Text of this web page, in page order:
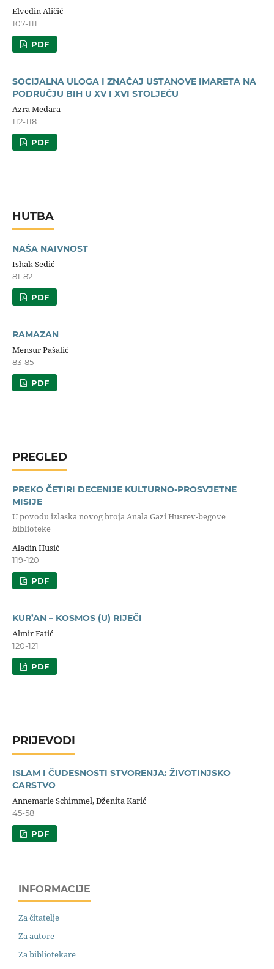
Elvedin Aličić
107-111
PDF
SOCIJALNA ULOGA I ZNAČAJ USTANOVE IMARETA NA
PODRUČJU BIH U XV I XVI STOLJEĆU
Azra Medara
112-118
PDF
HUTBA
NAŠA NAIVNOST
Ishak Sedić
81-82
PDF
RAMAZAN
Mensur Pašalić
83-85
PDF
PREGLED
PREKO ČETIRI DECENIJE KULTURNO-PROSVJETNE
MISIJE
U povodu izlaska novog broja Anala Gazi Husrev-begove
biblioteke
Aladin Husić
119-120
PDF
KUR’AN – KOSMOS (U) RIJEČI
Almir Fatić
120-121
PDF
PRIJEVODI
ISLAM I ČUDESNOSTI STVORENJA: ŽIVOTINJSKO
CARSTVO
Annemarie Schimmel, Dženita Karić
45-58
PDF
INFORMACIJE
Za čitatelje
Za autore
Za bibliotekare